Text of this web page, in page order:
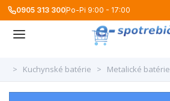
0905 313 300Po-Pi 9:00 - 17:00
> Kuchynské batérie > Metalické batérie